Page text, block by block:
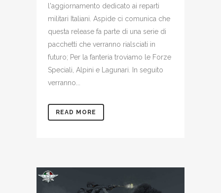
l'aggiornamento dedicato ai reparti
militari Italiani. Aspide ci comunica che
questa release fa parte di una serie di
pacchetti che verranno rialsciati in
futuro; Per la fanteria troviamo le Forze
Speciali, Alpini e Lagunari. In seguito
verranno...
READ MORE